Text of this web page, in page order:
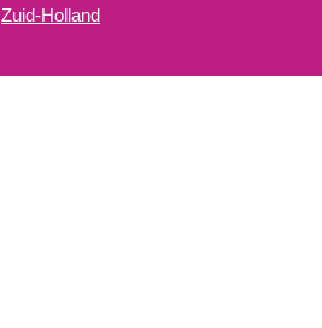
Zuid-Holland